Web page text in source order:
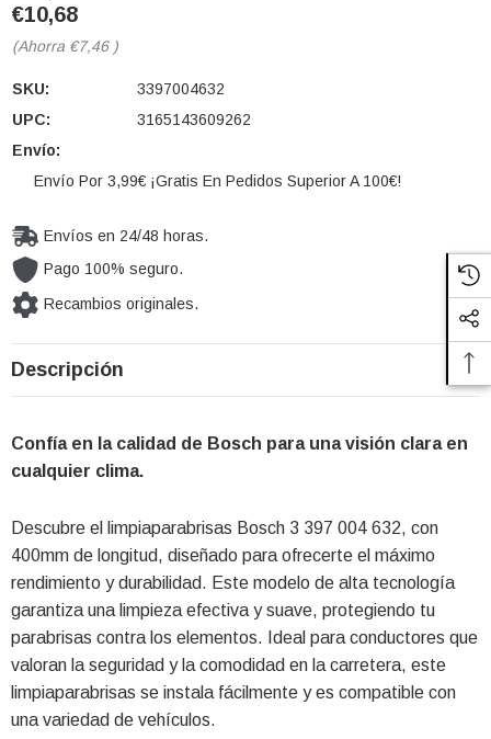
€10,68
(Ahorra €7,46 )
SKU:
3397004632
UPC:
3165143609262
Envío:
Envío Por 3,99€ ¡Gratis En Pedidos Superior A 100€!
Envíos en 24/48 horas.
Pago 100% seguro.
Recambios originales.
Cantidad
actual de
Descripción
Confía en la calidad de Bosch para una visión clara en
cualquier clima.
Descubre el limpiaparabrisas Bosch 3 397 004 632, con
400mm de longitud, diseñado para ofrecerte el máximo
rendimiento y durabilidad. Este modelo de alta tecnología
garantiza una limpieza efectiva y suave, protegiendo tu
parabrisas contra los elementos. Ideal para conductores que
valoran la seguridad y la comodidad en la carretera, este
limpiaparabrisas se instala fácilmente y es compatible con
una variedad de vehículos.